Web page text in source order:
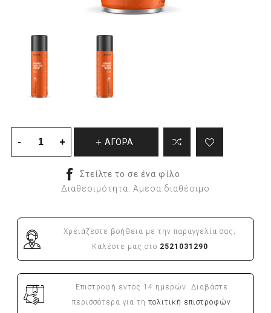
ΑΓΟΡΑ
Διαθεσιμότητα: Άμεσα διαθέσιμο
Χρειάζεστε βοήθεια με την παραγγελία σας;
Καλέστε μας στο 2521031290
Επιστροφή εντός 14 ημερών. Διαβάστε
περισσότερα για τηπολιτική επιστροφών